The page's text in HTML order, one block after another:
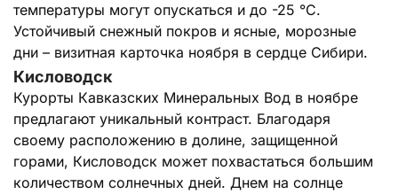
температуры могут опускаться и до -25 °C.
Устойчивый снежный покров и ясные, морозные
дни – визитная карточка ноября в сердце Сибири.
Кисловодск
Курорты Кавказских Минеральных Вод в ноябре
предлагают уникальный контраст. Благодаря
своему расположению в долине, защищенной
горами, Кисловодск может похвастаться большим
количеством солнечных дней. Днем на солнце